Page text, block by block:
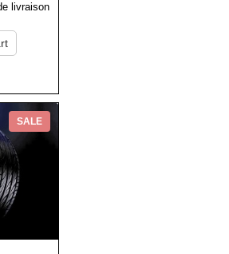
livraison
SALE